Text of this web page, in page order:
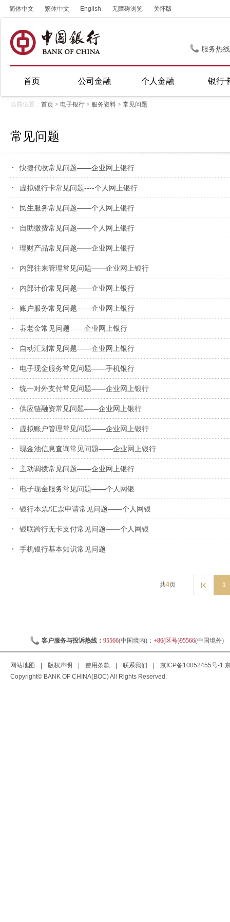
简体中文 繁体中文 English 无障碍浏览 关怀版
服务热
首页 公司金融 个人金融 银行
当前位置： 首页 > 电子银行 > 服务资料 > 常见问题
常见问题
快捷代收常见问题——企业网上银行
虚拟银行卡常见问题----个人网上银行
民生服务常见问题——个人网上银行
自助缴费常见问题——个人网上银行
理财产品常见问题——企业网上银行
内部往来管理常见问题——企业网上银行
内部计价常见问题——企业网上银行
账户服务常见问题——企业网上银行
养老金常见问题——企业网上银行
自动汇划常见问题——企业网上银行
电子现金服务常见问题——手机银行
统一对外支付常见问题——企业网上银行
供应链融资常见问题——企业网上银行
虚拟账户管理常见问题——企业网上银行
现金池信息查询常见问题——企业网上银行
主动调拨常见问题——企业网上银行
电子现金服务常见问题——个人网银
银行本票/汇票申请常见问题——个人网银
银联跨行无卡支付常见问题——个人网银
手机银行基本知识常见问题
共4页 1
客户服务与投诉热线： 95566(中国境内)； +86(区号)95566(中国境外)
网站地图 版权声明 使用条款 联系我们 京ICP备10052455号-1
Copyright© BANK OF CHINA(BOC) All Rights Reserved.